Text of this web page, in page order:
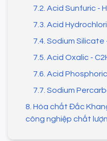
7.2. Acid Sunfuric -
7.3. Acid
7.4. Sodium Silicate
7.5. Acid Oxalic -
7.6. Acid
7.7. Sodium
8. Hóa chất Đắc
công nghiệp chất